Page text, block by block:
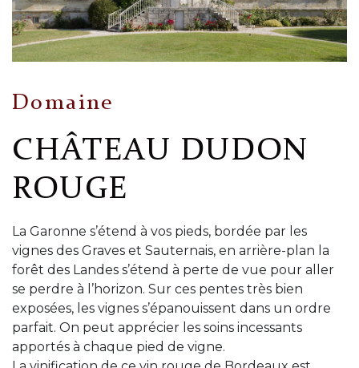
Domaine
CHÂTEAU DUDON
ROUGE
La Garonne s’étend à vos pieds, bordée par les
vignes des Graves et Sauternais, en arrière-plan la
forêt des Landes s’étend à perte de vue pour aller
se perdre à l’horizon. Sur ces pentes très bien
exposées, les vignes s’épanouissent dans un ordre
parfait. On peut apprécier les soins incessants
apportés à chaque pied de vigne.